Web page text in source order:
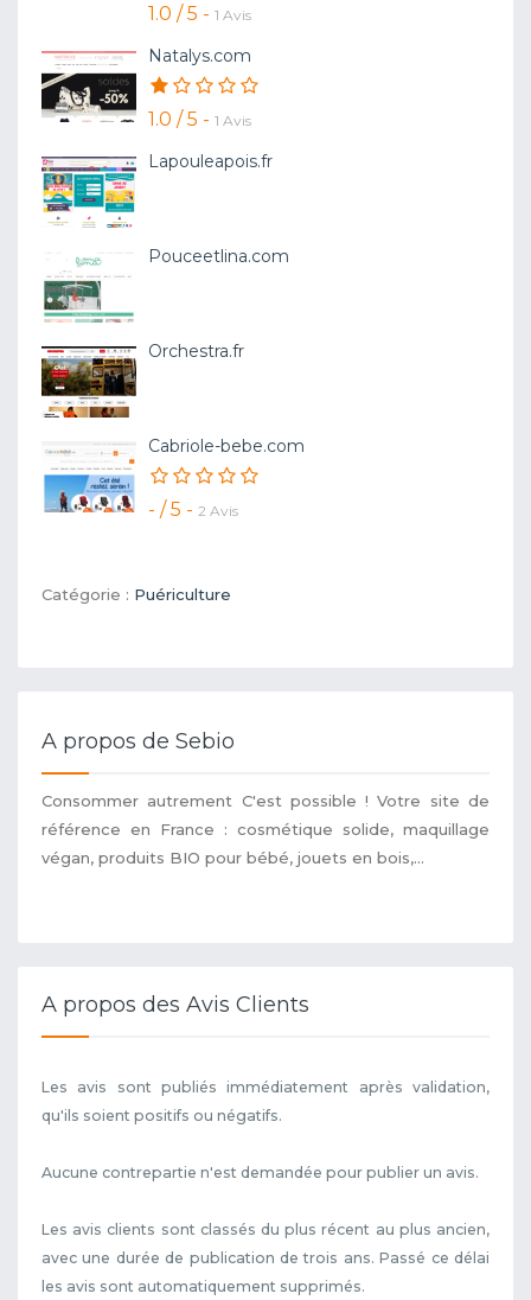
1.0 / 5 - 1 Avis
Natalys.com
1.0 / 5 - 1 Avis
Lapouleapois.fr
Pouceetlina.com
Orchestra.fr
Cabriole-bebe.com
- / 5 - 2 Avis
Catégorie : Puériculture
A propos de Sebio
Consommer autrement C'est possible ! Votre site de
référence en France : cosmétique solide, maquillage
végan, produits BIO pour bébé, jouets en bois,...
A propos des Avis Clients
Les avis sont publiés immédiatement après validation,
qu'ils soient positifs ou négatifs.
Aucune contrepartie n'est demandée pour publier un avis.
Les avis clients sont classés du plus récent au plus ancien,
avec une durée de publication de trois ans. Passé ce délai
les avis sont automatiquement supprimés.